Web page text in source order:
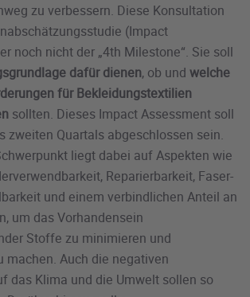
zu verbessern. Diese Konsultation
(Impact
noch nicht der „4th Milestone“. Sie soll
dafür dienen, ob und welche
für Bekleidungstextilien
sollten. Dieses Impact Assessment soll
zweiten Quartals abgeschlossen sein.
liegt dabei auf Aspekten wie
Reparierbarkeit, Faser-
und einem verbindlichen Anteil an
um das Vorhandensein
Stoffe zu minimieren und
machen. Auch die negativen
das Klima und die Umwelt sollen so